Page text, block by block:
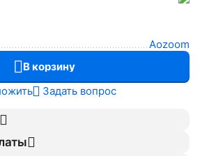
Aozoom
В корзину
Задать вопрос